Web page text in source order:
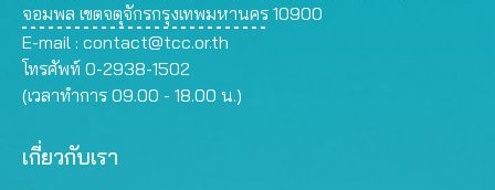
จอมพล เขตจตุจักรกรุงเทพมหานคร 10900
E-mail : contact@tcc.or.th
โทรศัพท์ 0-2938-1502
(เวลาทำการ 09.00 - 18.00 น.)
เกี่ยวกับเรา